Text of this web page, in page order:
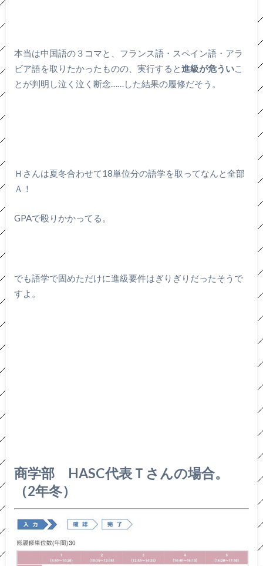
本当は中国語の３コマと、フランス語・スペイン語・アラ
ビア語を取りたかったものの、実行すると進級が危ういこ
とが判明し泣く泣く断念……した結果の履修だそう。
Ｈさんは夏冬合わせて18単位分の語学を取ってなんと全部
Ａ！
GPAで殴りかかってる。
でも語学で固めただけに進級要件はぎりぎりだったそうで
すよ。
商学部 HASC代表Ｔさんの場合。
（2年冬）